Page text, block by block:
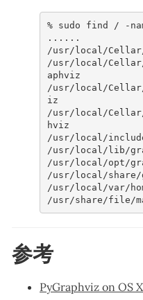
% sudo find / -
......
/usr/local/
/usr/local/
aphviz
/usr/local/
iz
/usr/local/
hviz
/usr/local/
/usr/local/lib/
/usr/local/opt/
/usr/local/share/
/usr/local/var/
参考
PyGraphviz on OS